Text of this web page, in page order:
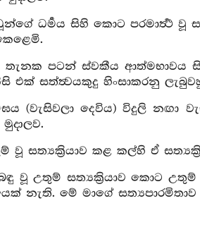
ධර්‍මය සිහි කොට පරමාර්‍ත්‍ථ
තැනක පටන් ස්වකීය ආත්මභාවය
එක් සත්ත්‍වයකුදු හිංසාකරනු
(වැසිවලා දෙවිය) විදුලි
වූ සත්‍යක්‍රියාව කළ කල්හි ඒ
වූ උතුම් සත්‍යක්‍රියාව කොට
නැති. මේ මාගේ සත්‍යපාරමිතාව